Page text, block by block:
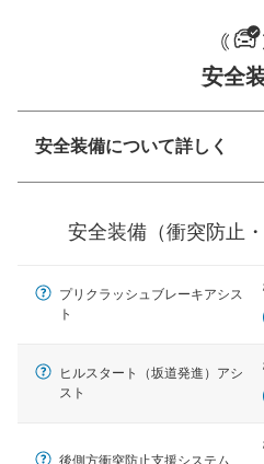
一般的な荷物の
安全
安全装備について詳しく
ーキアシスト、ABSなど
見えにくい場所に潜む危
テムなどが装備されてい
車線のはみだしやふら
プアシストなどが装備さ
安全装備（衝突防止
プリクラッシュブレーキアシス
ト
ヒルスタート（坂道発進）アシ
スト
後側方衝突防止支援システム